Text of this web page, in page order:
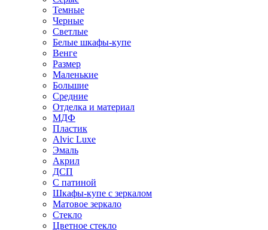
Темные
Черные
Светлые
Белые шкафы-купе
Венге
Размер
Маленькие
Большие
Средние
Отделка и материал
МДФ
Пластик
Alvic Luxe
Эмаль
Акрил
ДСП
С патиной
Шкафы-купе с зеркалом
Матовое зеркало
Стекло
Цветное стекло